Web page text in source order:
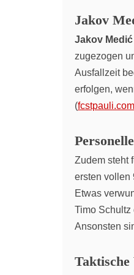
Jakov
Jakov Medić
zugezogen
Ausfallzeit
erfolgen,
(fcstpauli.com
Zudem steht
ersten vollen
Etwas
Timo Schultz
Ansonsten
Taktische